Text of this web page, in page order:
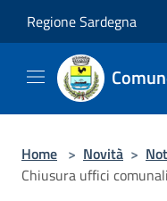
Regione Sardegna
Home > Novità >
Chiusura uffici